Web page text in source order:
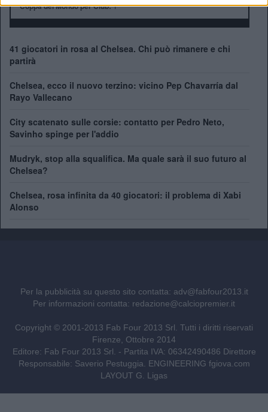
Coppa del Mondo per Club:1
41 giocatori in rosa al Chelsea. Chi può rimanere e chi
partirà
Chelsea, ecco il nuovo terzino: vicino Pep Chavarría dal
Rayo Vallecano
City scatenato sulle corsie: contatto per Pedro Neto,
Savinho spinge per l'addio
Mudryk, stop alla squalifica. Ma quale sarà il suo futuro al
Chelsea?
Chelsea, rosa infinita da 40 giocatori: il problema di Xabi
Alonso
Per la pubblicità su questo sito contatta: adv@fabfour2013.it
Per informazioni contatta: redazione@calciopremier.it
Copyright © 2001-2013 Fab Four 2013 Srl. Tutti i diritti riservati
Firenze, Ottobre 2014
Editore: Fab Four 2013 Srl. - Partita IVA: 06342490486 Direttore
Responsabile: Saverio Pestuggia. ENGINEERING fgiova.com
LAYOUT G. Ligas